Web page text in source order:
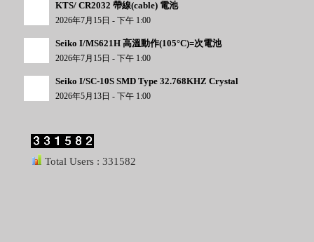
KTS/ CR2032 帶線(cable) 電池
2026年7月15日 - 下午 1:00
Seiko I/MS621H 高溫動作(105°C)=次電池
2026年7月15日 - 下午 1:00
Seiko I/SC-10S SMD Type 32.768KHZ Crystal
2026年5月13日 - 下午 1:00
Total Users : 331582